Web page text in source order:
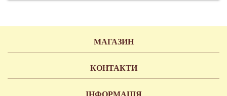
МАГАЗИН
КОНТАКТИ
ІНФОРМАЦІЯ